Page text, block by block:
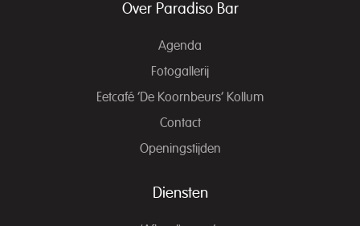
Over Paradiso Bar
Agenda
Fotogallerij
Eetcafé ‘De Koornbeurs’ Kollum
Contact
Openingstijden
Diensten